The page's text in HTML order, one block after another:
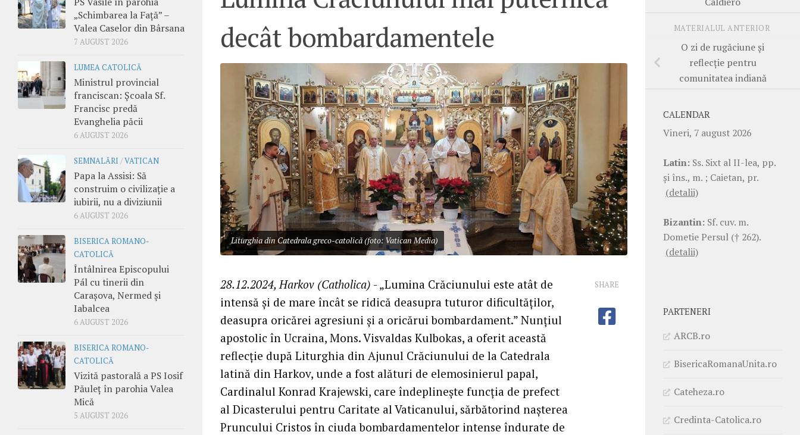
decât bombardamentele
Liturghia din Catedrala greco-catolică (foto: Vatican Media)
28.12.2024, Harkov (Catholica) - „Lumina Crăciunului este atât de
intensă și de mare încât se ridică deasupra tuturor dificultăților,
deasupra oricărei agresiuni și a oricărui bombardament.” Nunțiul
apostolic în Ucraina, Mons. Visvaldas Kulbokas, a oferit această
reflecție după Liturghia din Ajunul Crăciunului de la Catedrala
latină din Harkov, unde a fost alături de elemosinierul papal,
Cardinalul Konrad Krajewski, care îndeplinește funcția de prefect
al Dicasterului pentru Caritate al Vaticanului, sărbătorind nașterea
Pruncului Cristos în ciuda bombardamentelor intense îndurate de
SHARE
„Schimbarea la Față” –
Valea Caselor din Bârsana
7 AUGUST 2026
LUMEA CATOLICĂ
Ministrul provincial
franciscan: Școala Sf.
Francisc predă
Evanghelia păcii
6 AUGUST 2026
SEMNALĂRI /VATICAN
Papa la Assisi: Să
construim o civilizație a
iubirii, nu a diviziunii
6 AUGUST 2026
BISERICA ROMANO-
CATOLICĂ
Întâlnirea Episcopului
Pál cu tinerii din
Carașova, Nermed și
Iabalcea
6 AUGUST 2026
BISERICA ROMANO-
CATOLICĂ
Vizită pastorală a PS Iosif
Păuleț în parohia Valea
Mică
5 AUGUST 2026
MATERIALUL ANTERIOR
O zi de rugăciune și
reflecție pentru
comunitatea indiană
CALENDAR
Vineri, 7 august 2026
Latin: Ss. Sixt al II-lea, pp.
şi îns., m. ; Caietan, pr.
(detalii)
Bizantin: Sf. cuv. m.
Dometie Persul († 262).
(detalii)
PARTENERI
ARCB.ro
BisericaRomanaUnita.ro
Cateheza.ro
Credinta-Catolica.ro